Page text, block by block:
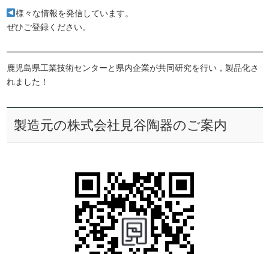
様々な情報を発信しています。
ぜひご登録ください。
鹿児島県工業技術センターと県内企業が共同研究を行い，製品化さ
れました！
製造元の株式会社見谷陶器のご案内